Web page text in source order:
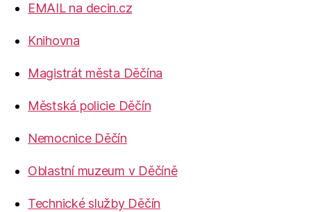
EMAIL na decin.cz
Knihovna
Magistrát města Děčína
Městská policie Děčín
Nemocnice Děčín
Oblastní muzeum v Děčíně
Technické služby Děčín